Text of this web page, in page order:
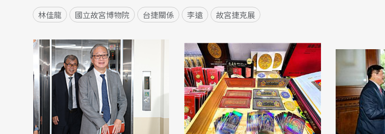
林佳龍 國立故宮博物院 台捷關係 李遠 故宮捷克展